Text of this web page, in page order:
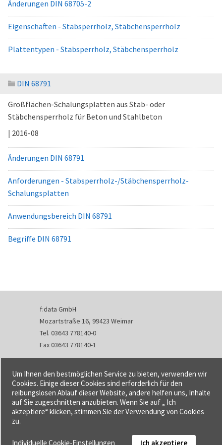
Änderungen DIN 68705-2
Eigenschaften - Stabsperrholz, Stäbchensperrholz
Plattentypen - Stabsperrholz, Stäbchensperrholz
DIN 68791
Großflächen-Schalungsplatten aus Stab- oder
Stäbchensperrholz für Beton und Stahlbeton
| 2016-08
Änderungen DIN 68791
Anforderungen - Stabsperrholz-/Stäbchensperrholz-
Schalungsplatten
Anwendungsbereich DIN 68791
Begriffe DIN 68791
f:data GmbH
Mozartstraße 16, 99423 Weimar
Tel. 03643 778140-0
Fax 03643 778140-1
info@fdata.de
Kontakt
Impressum
Datenschutzerklärung
Urheberrecht und Haftung
Um Ihnen den bestmöglichen Service zu bieten, verwenden wir
Cookies. Einige dieser Cookies sind erforderlich für den
reibungslosen Ablauf dieser Website, andere helfen uns, Inhalte
auf Sie zugeschnitten anzubieten. Wenn Sie auf „ Ich
akzeptiere“ klicken, stimmen Sie der Verwendung von Cookies
zu.
Individuelle Cookie-Einstellungen Ich akzeptiere